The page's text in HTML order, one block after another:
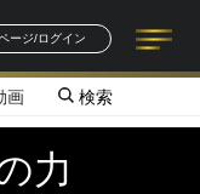
ージ/ログイン
記事一覧
著者一覧
画 検索
力